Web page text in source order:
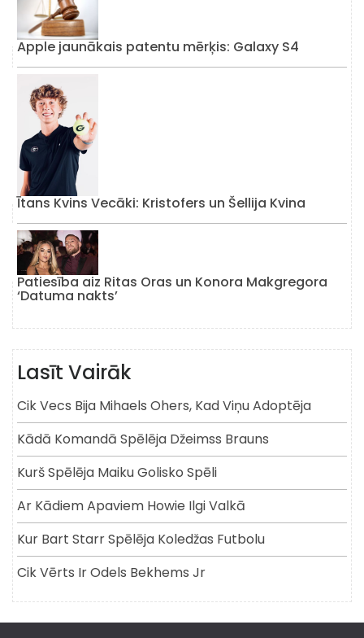
Apple jaunākais patentu mērķis: Galaxy S4
Ītans Kvins Vecāki: Kristofers un Šellija Kvina
Patiesība aiz Ritas Oras un Konora Makgregora
‘Datuma nakts’
Lasīt Vairāk
Cik Vecs Bija Mihaels Ohers, Kad Viņu Adoptēja
Kādā Komandā Spēlēja Džeimss Brauns
Kurš Spēlēja Maiku Golisko Spēli
Ar Kādiem Apaviem Howie Ilgi Valkā
Kur Bart Starr Spēlēja Koledžas Futbolu
Cik Vērts Ir Odels Bekhems Jr